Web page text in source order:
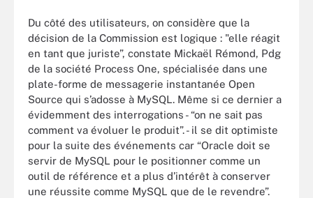
Du côté des utilisateurs, on considère que la
décision de la Commission est logique : "elle réagit
en tant que juriste”, constate Mickaël Rémond, Pdg
de la société Process One, spécialisée dans une
plate-forme de messagerie instantanée Open
Source qui s’adosse à MySQL. Même si ce dernier a
évidemment des interrogations - “on ne sait pas
comment va évoluer le produit”. - il se dit optimiste
pour la suite des événements car “Oracle doit se
servir de MySQL pour le positionner comme un
outil de référence et a plus d’intérêt à conserver
une réussite comme MySQL que de le revendre”.